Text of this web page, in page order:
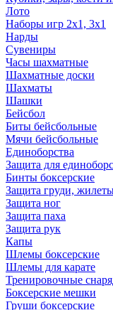
Лото
Наборы игр 2х1, 3х1
Нарды
Сувениры
Часы шахматные
Шахматные доски
Шахматы
Шашки
Бейсбол
Биты бейсбольные
Мячи бейсбольные
Единоборства
Защита для
Бинты боксерские
Защита груди,
Защита ног
Защита паха
Защита рук
Капы
Шлемы боксерские
Шлемы для карате
Тренировочные
Боксерские мешки
Груши боксерские